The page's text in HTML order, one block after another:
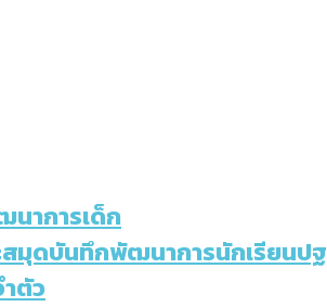
นาการเด็ก
มุดบันทึกพัฒนาการนักเรียนปฐ
ตัว